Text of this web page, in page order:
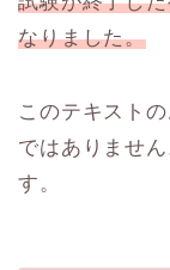
なりました。
このテキスト
ではありませ
す。